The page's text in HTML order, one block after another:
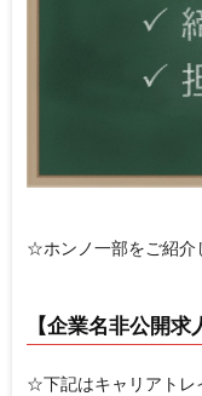
☆ホンノ一部をご紹介
【企業名非公開求
☆下記はキャリアトレ